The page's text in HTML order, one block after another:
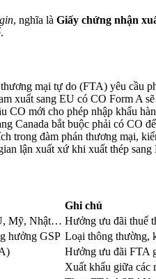
, nghĩa là Giấy chứng nhận
mại tự do (FTA) yêu cầu
xuất sang EU có CO Form A
CO mới cho phép nhập khẩu
Canada bắt buộc phải có CO
trong đàm phán thương mại,
lận xuất xứ khi xuất thép
Ghi chú
Mỹ, Nhật… Hưởng ưu đãi thuế
hưởng GSP Loại thông thường,
Hưởng ưu đãi FTA
Xuất khẩu giữa các